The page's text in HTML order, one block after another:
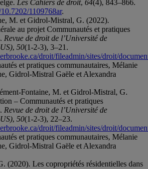
Les Cahiers de droit, 64(4), 843–866.
1109768ar.
M. et Gidrol-Mistral, G. (2022).
au projet Communautés et pratiques
Revue de droit de l’Université de
, 50(1-2-3), 3–21.
droit/fileadmin/sites/droit/
et pratiques communautaires, Mélanie
Gidrol-Mistral Gaële et Alexandra
Fontaine, M. et Gidrol-Mistral, G.
– Communautés et pratiques
Revue de droit de l’Université de
, 50(1-2-3), 22–23.
droit/fileadmin/sites/droit/
et pratiques communautaires, Mélanie
Gidrol-Mistral Gaële et Alexandra
(2020). Les copropriétés résidentielles dans